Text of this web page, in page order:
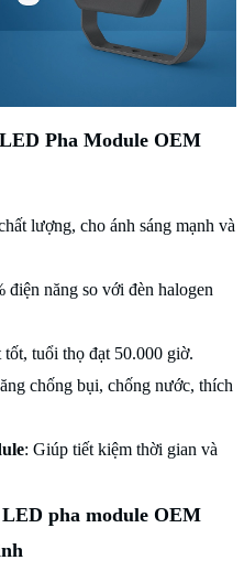
Pha Module OEM
lượng, cho ánh sáng mạnh và
điện năng so với đèn halogen
tốt, tuổi thọ đạt 50.000 giờ.
chống bụi, chống nước, thích
: Giúp tiết kiệm thời gian và
pha module OEM